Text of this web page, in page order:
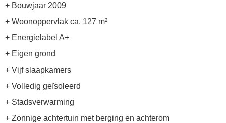
+ Bouwjaar 2009
+ Woonoppervlak ca. 127 m²
+ Energielabel A+
+ Eigen grond
+ Vijf slaapkamers
+ Volledig geïsoleerd
+ Stadsverwarming
+ Zonnige achtertuin met berging en achterom